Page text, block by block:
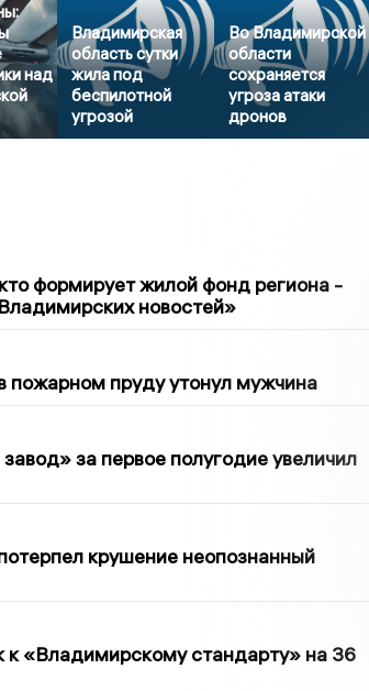
над
Владимирская
область сутки
жила под
беспилотной
угрозой
Во Владимирской
области
сохраняется
угроза атаки
дронов
формирует жилой фонд региона -
новостей»
пожарном пруду утонул мужчина
за первое полугодие увеличил
крушение неопознанный
«Владимирскому стандарту» на 36